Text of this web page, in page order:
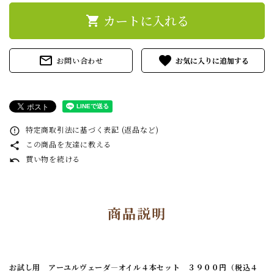
shopping_cart カートに入れる
mail_outline お問い合わせ favorite
error_outline 特定商取引法に基づく表記 (返品など)
share この商品を友達に教える
undo 買い物を続ける
商品説明
お試し用 アーユルヴェーダ―オイル４本セット ３９００円（税込４